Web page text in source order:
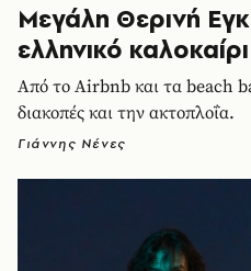
Μεγάλη Θερινή
ελληνικό
Από το Airbnb και τα beach
διακοπές και την ακτοπλοΐα.
Γιάννης Νένες